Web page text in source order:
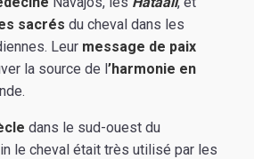
sacrés du cheval dans les
Leur message de paix
la source de l’harmonie en
dans le sud-ouest du
le cheval était très utilisé par les